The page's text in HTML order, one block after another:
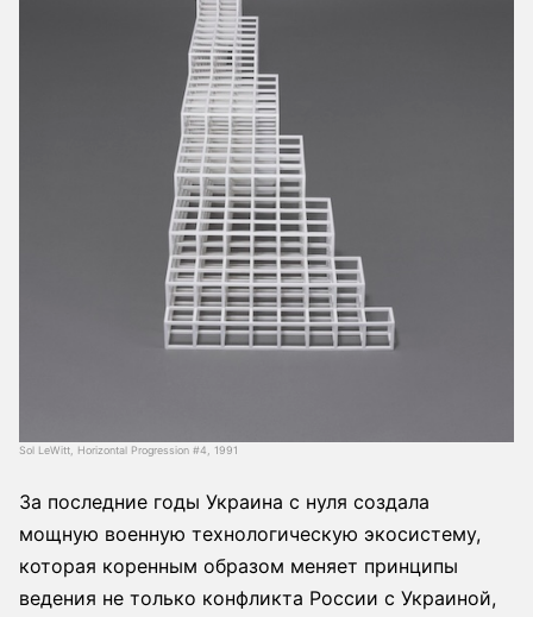
Sol LeWitt, Horizontal Progression #4, 1991
За последние годы Украина с нуля создала
мощную военную технологическую экосистему,
которая коренным образом меняет принципы
ведения не только конфликта России с Украиной,